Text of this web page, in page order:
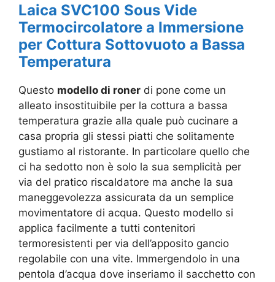
Laica SVC100 Sous Vide
Termocircolatore a Immersione
per Cottura Sottovuoto a Bassa
Temperatura
Questo modello di roner di pone come un
alleato insostituibile per la cottura a bassa
temperatura grazie alla quale può cucinare a
casa propria gli stessi piatti che solitamente
gustiamo al ristorante. In particolare quello che
ci ha sedotto non è solo la sua semplicità per
via del pratico riscaldatore ma anche la sua
maneggevolezza assicurata da un semplice
movimentatore di acqua. Questo modello si
applica facilmente a tutti contenitori
termoresistenti per via dell’apposito gancio
regolabile con una vite. Immergendolo in una
pentola d’acqua dove inseriamo il sacchetto con